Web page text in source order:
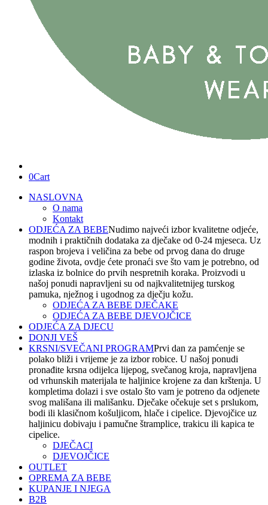
0Cart
NASLOVNA
O nama
Kontakt
ODJEĆA ZA BEBENudimo najveći izbor kvalitetne odjeće,
modnih i praktičnih dodataka za dječake od 0-24 mjeseca. Uz
raspon brojeva i veličina za bebe od prvog dana do druge
godine života, ovdje ćete pronaći sve što vam je potrebno, od
izlaska iz bolnice do prvih nespretnih koraka. Proizvodi u
našoj ponudi napravljeni su od najkvalitetnijeg turskog
pamuka, nježnog i ugodnog za dječju kožu.
ODJEĆA ZA BEBE DJEČAKE
ODJEĆA ZA BEBE DJEVOJČICE
ODJEĆA ZA DJECU
DONJI VEŠ
KRSNI/SVEČANI PROGRAMPrvi dan za pamćenje se
polako bliži i vrijeme je za izbor robice. U našoj ponudi
pronađite krsna odijelca lijepog, svečanog kroja, napravljena
od vrhunskih materijala te haljinice krojene za dan krštenja. U
kompletima dolazi i sve ostalo što vam je potreno da odjenete
svog mališana ili mališanku. Dječake očekuje set s prslukom,
bodi ili klasičnom košuljicom, hlače i cipelice. Djevojčice uz
haljinicu dobivaju i pamučne štramplice, trakicu ili kapica te
cipelice.
DJEČACI
DJEVOJČICE
OUTLET
OPREMA ZA BEBE
KUPANJE I NJEGA
B2B